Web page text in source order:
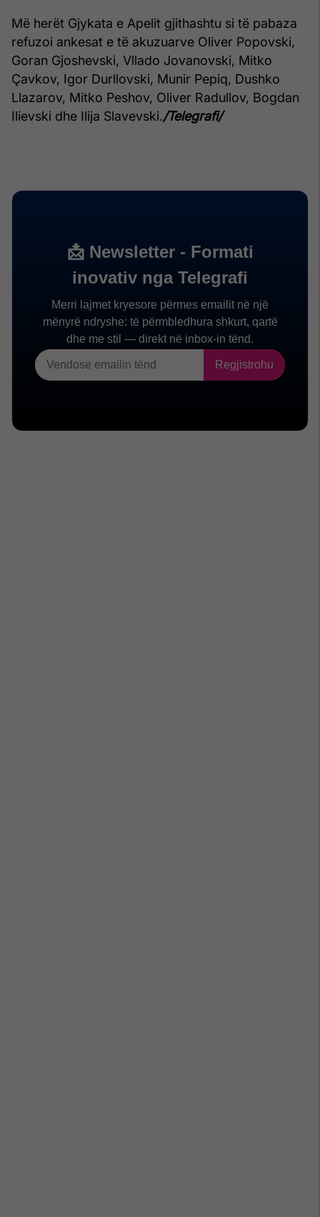
Më herët Gjykata e Apelit gjithashtu si të pabaza
refuzoi ankesat e të akuzuarve Oliver Popovski,
Goran Gjoshevski, Vllado Jovanovski, Mitko
Çavkov, Igor Durllovski, Munir Pepiq, Dushko
Llazarov, Mitko Peshov, Oliver Radullov, Bogdan
Ilievski dhe Ilija Slavevski./Telegrafi/